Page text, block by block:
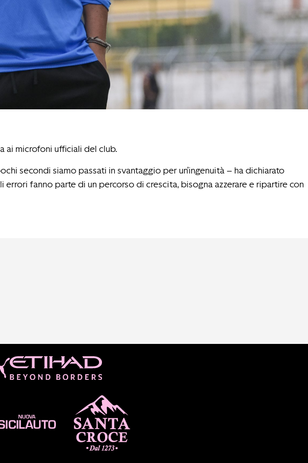
ai microfoni ufficiali del club.
secondi siamo passati in svantaggio per un’ingenuità – ha dichiarato
fanno parte di un percorso di crescita, bisogna azzerare e ripartire con